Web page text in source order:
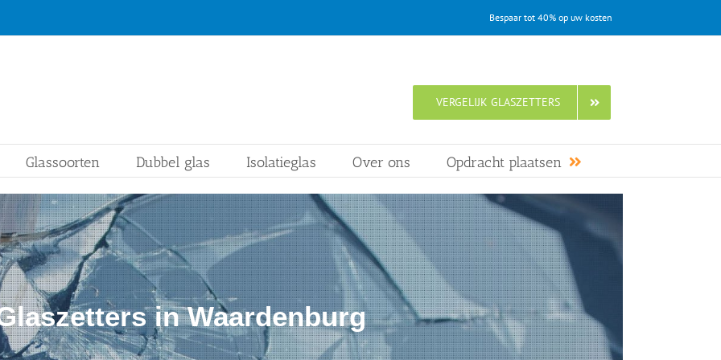
Bespaar tot 40% op uw kosten
VERGELIJK GLASZETTERS
Glassoorten Dubbel glas Isolatieglas Over ons Opdracht plaatsen
in Waardenburg